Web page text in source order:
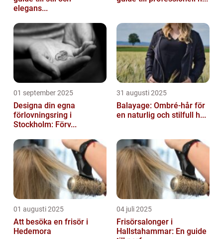
elegans...
01 september 2025
Designa din egna
förlovningsring i
Stockholm: Förv...
31 augusti 2025
Balayage: Ombré-hår för
en naturlig och stilfull h...
01 augusti 2025
Att besöka en frisör i
Hedemora
04 juli 2025
Frisörsalonger i
Hallstahammar: En guide